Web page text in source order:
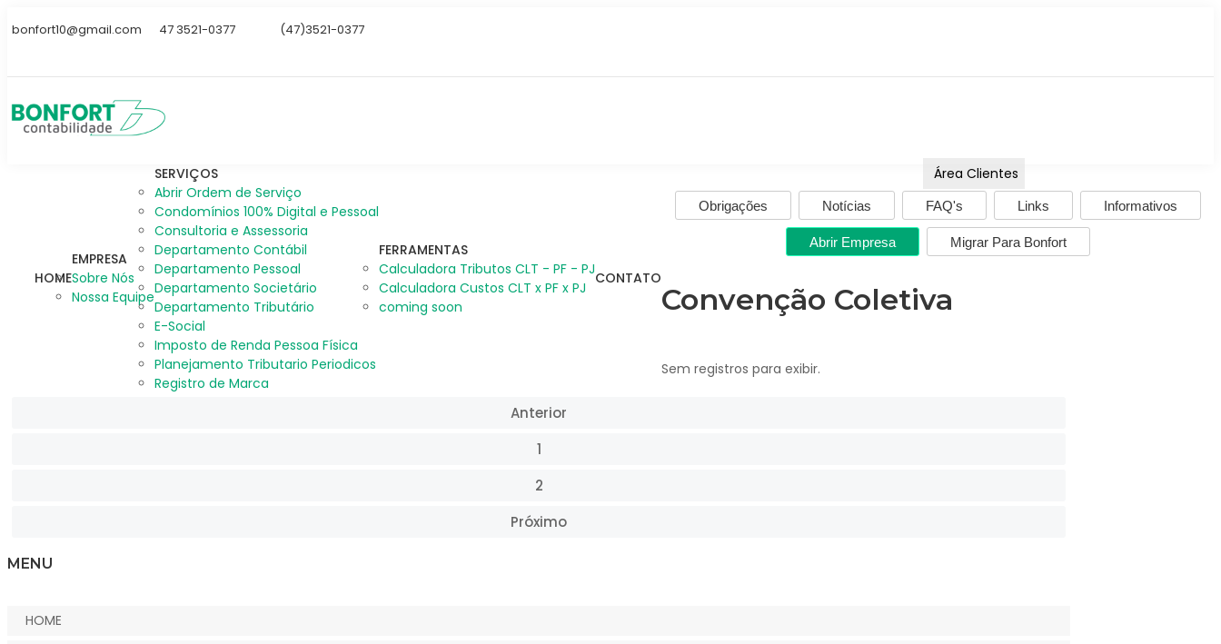
bonfort10@gmail.com 47 3521-0377 (47)3521-0377
HOME
EMPRESA
Sobre Nós
Nossa Equipe
SERVIÇOS
Abrir Ordem de Serviço
Condomínios 100% Digital e Pessoal
Consultoria e Assessoria
Departamento Contábil
Departamento Pessoal
Departamento Societário
Departamento Tributário
E-Social
Imposto de Renda Pessoa Física
Planejamento Tributario Periodicos
Registro de Marca
FERRAMENTAS
Calculadora Tributos CLT - PF - PJ
Calculadora Custos CLT x PF x PJ
coming soon
CONTATO
Área Clientes
Obrigações Notícias FAQ's Links Informativos
Abrir Empresa Migrar Para Bonfort
Convenção Coletiva
Sem registros para exibir.
Anterior
1
2
Próximo
MENU
HOME